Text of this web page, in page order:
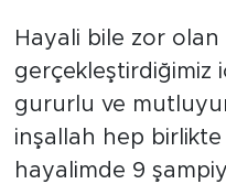
Hayali bile zor olan
gerçekleştirdiğimiz
gururlu ve
inşallah hep
hayalimde 9